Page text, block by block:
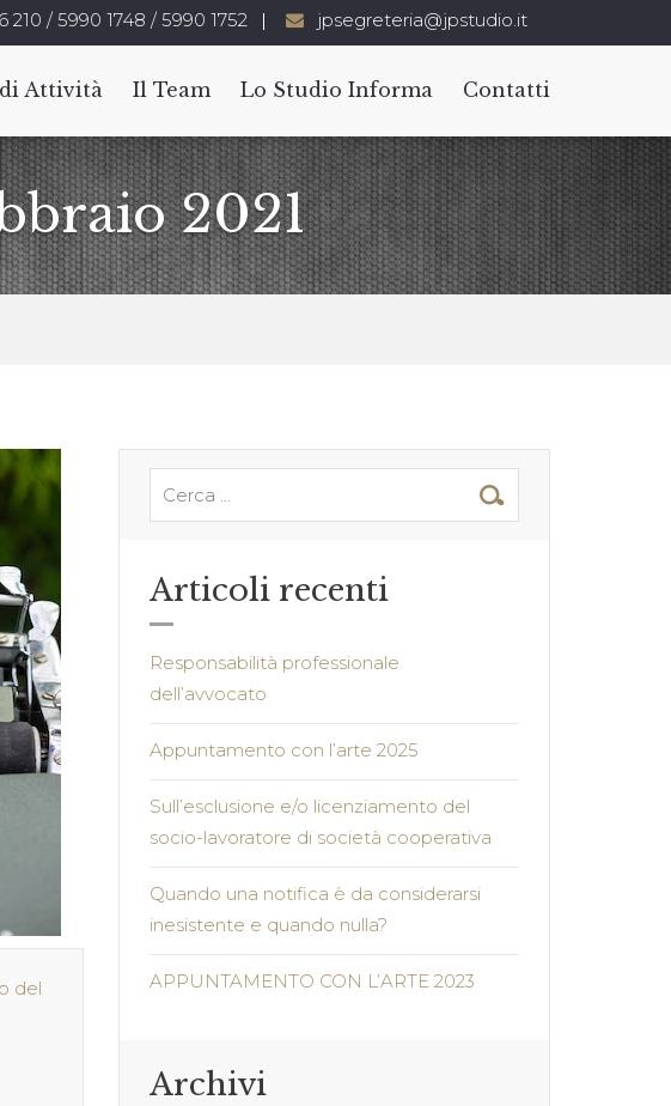
210 / 5990 1748 / 5990 1752 jpsegreteria@jpstudio.it
Attività Il Team Lo Studio Informa Contatti
2021
del
Articoli recenti
Responsabilità professionale
dell’avvocato
Appuntamento con l’arte 2025
Sull’esclusione e/o licenziamento del
socio-lavoratore di società cooperativa
Quando una notifica è da considerarsi
inesistente e quando nulla?
APPUNTAMENTO CON L’ARTE 2023
Archivi